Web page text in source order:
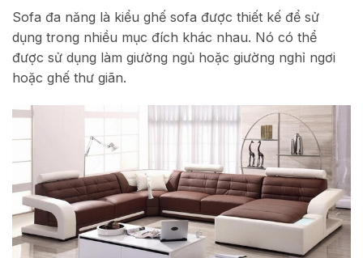
Sofa đa năng là kiểu ghế sofa được thiết kế để sử
dụng trong nhiều mục đích khác nhau. Nó có thể
được sử dụng làm giường ngủ hoặc giường nghỉ ngơi
hoặc ghế thư giãn.